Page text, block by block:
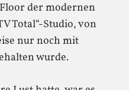
der modernen
Total“-Studio, von
nur noch mit
wurde.